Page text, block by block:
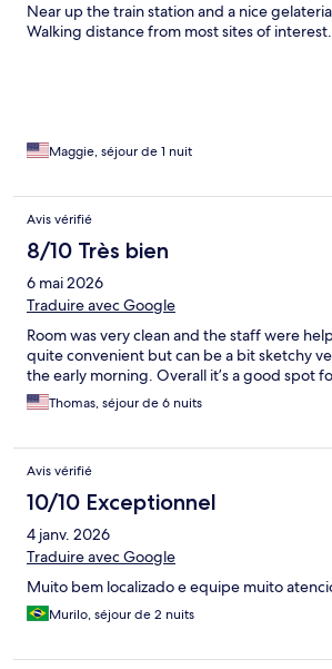
Near up the train station and a nice
Walking distance from most sites of interest.
Maggie, séjour de 1 nuit
Avis vérifié
8/10 Très bien
6 mai 2026
Traduire avec Google
Room was very clean and the staff were
quite convenient but can be a bit sketchy
the early morning. Overall it’s a good spot
Thomas, séjour de 6 nuits
Avis vérifié
10/10 Exceptionnel
4 janv. 2026
Traduire avec Google
Muito bem localizado e equipe muito
Murilo, séjour de 2 nuits